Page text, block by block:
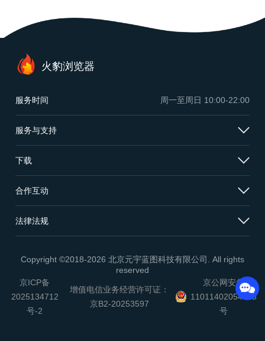
服务时间 周一至周日 10:00-22:00
火豹浏览器
服务与支持
下载
合作互动
法律法规
Copyright ©2018-2026 北京元宇蓝图科技有限公司. All rights
reserved
京ICP备
2025134712
号-2
增值电信业务经营许可证：
京B2-20253597
京公网安备
11011402054503
号